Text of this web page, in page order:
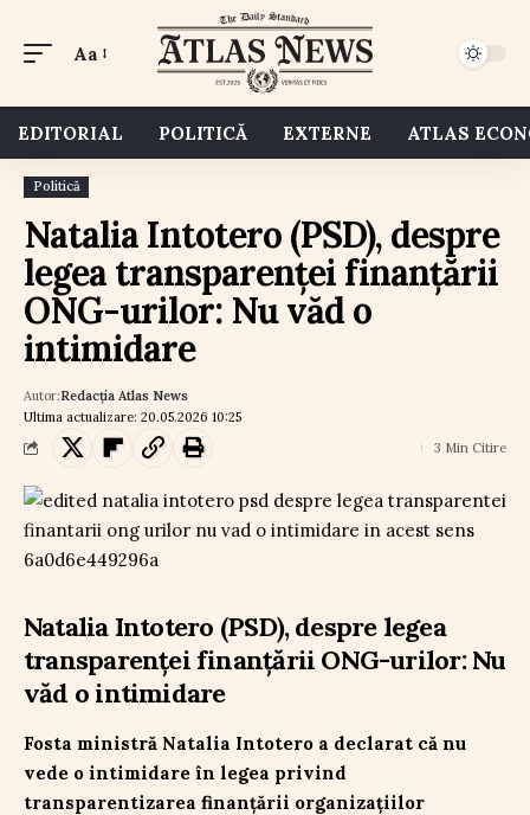
Aa
EDITORIAL POLITICĂ EXTERNE ATLAS
Politică
Natalia Intotero (PSD), despre
legea transparenței finanțării
ONG-urilor: Nu văd o
intimidare
Ultima actualizare: 20.05.2026 10:25
Autor:Redacția Atlas News
3 Min Citire
Natalia Intotero (PSD), despre legea
transparenței finanțării ONG-urilor: Nu
văd o intimidare
Fosta ministră Natalia Intotero a declarat că nu
vede o intimidare în legea privind
transparentizarea finanțării organizațiilor